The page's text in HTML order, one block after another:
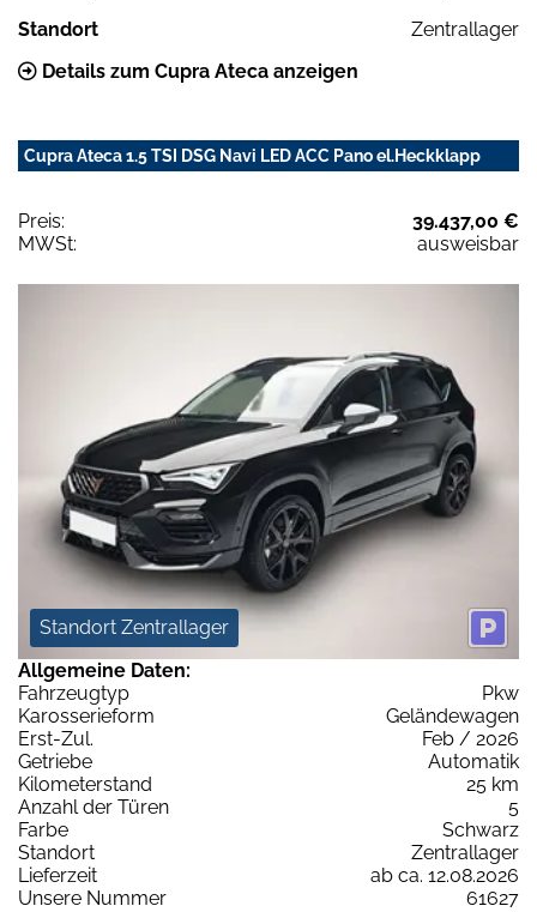
Standort
Zentrallager
Details zum Cupra Ateca anzeigen
Cupra Ateca 1.5 TSI DSG Navi LED ACC Pano el.Heckklapp
Preis:
39.437,00 €
MWSt:
ausweisbar
Standort Zentrallager
Allgemeine Daten:
Fahrzeugtyp
Pkw
Karosserieform
Geländewagen
Erst-Zul.
Feb / 2026
Getriebe
Automatik
Kilometerstand
25 km
Anzahl der Türen
5
Farbe
Schwarz
Standort
Zentrallager
Lieferzeit
ab ca. 12.08.2026
Unsere Nummer
61627